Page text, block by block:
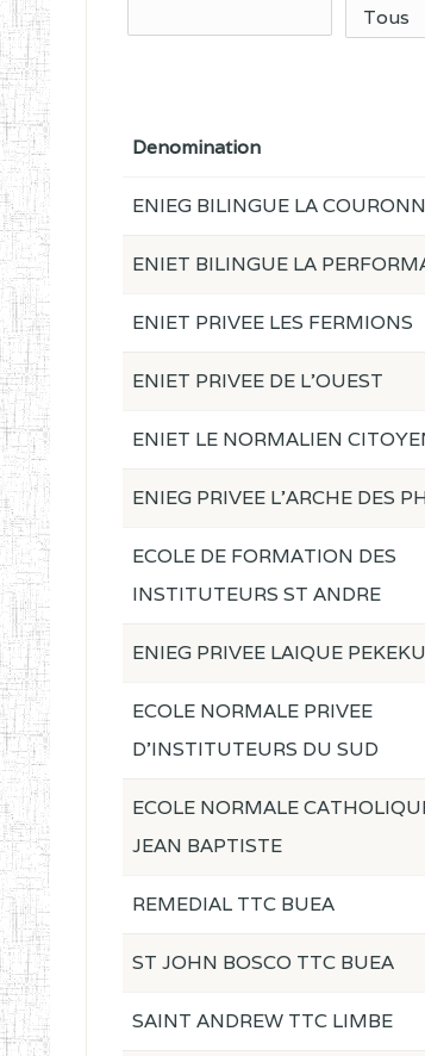
Denomination
ENIEG BILINGUE LA
ENIET BILINGUE LA
ENIET PRIVEE LES FERMIONS
ENIET PRIVEE DE L'OUEST
ENIET LE NORMALIEN
ENIEG PRIVEE L'ARCHE DES
ECOLE DE FORMATION DES
INSTITUTEURS ST ANDRE
ENIEG PRIVEE LAIQUE
ECOLE NORMALE PRIVEE
D'INSTITUTEURS DU SUD
ECOLE NORMALE
JEAN BAPTISTE
REMEDIAL TTC BUEA
ST JOHN BOSCO TTC BUEA
SAINT ANDREW TTC LIMBE